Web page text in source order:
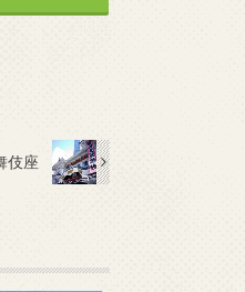
伎座